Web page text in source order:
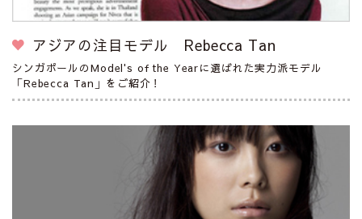
アジアの注目モデル Rebecca Tan
シンガポールのModel's of the Yearに選ばれた実力派モデル
「Rebecca Tan」をご紹介！